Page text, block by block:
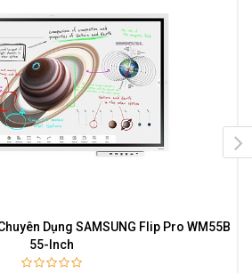
Dụng SAMSUNG Flip Pro WM55B
55-Inch